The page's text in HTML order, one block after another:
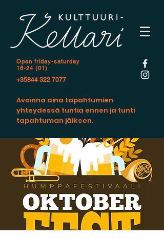
Open friday-saturday
18-24 (01)
+35844 322 7077
Avoinna aina tapahtumien
yhteydessä tuntia ennen ja tunti
tapahtuman jälkeen.